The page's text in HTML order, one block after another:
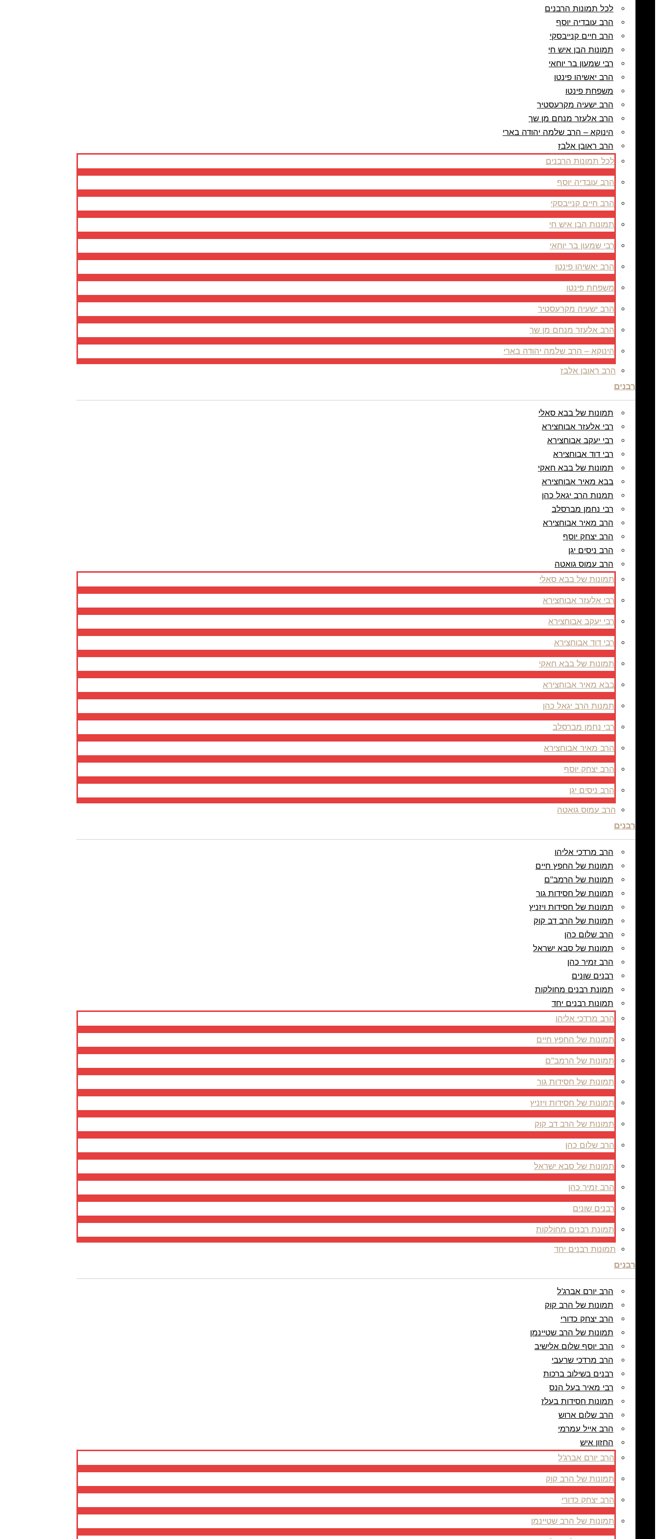
לכל תמונות הרבנים
הרב עובדיה יוסף
הרב חיים קנייבסקי
תמונות הבן איש חי
רבי שמעון בר יוחאי
הרב יאשיהו פינטו
משפחת פינטו
הרב ישעיה מקרעסטיר
הרב אלעזר מנחם מן שך
הינוקא – הרב שלמה יהודה בארי
הרב ראובן אלבז
לכל תמונות הרבנים
הרב עובדיה יוסף
הרב חיים קנייבסקי
תמונות הבן איש חי
רבי שמעון בר יוחאי
הרב יאשיהו פינטו
משפחת פינטו
הרב ישעיה מקרעסטיר
הרב אלעזר מנחם מן שך
הינוקא – הרב שלמה יהודה בארי
הרב ראובן אלבז
רבנים
תמונות של בבא סאלי
רבי אלעזר אבוחצירא
רבי יעקב אבוחצירא
רבי דוד אבוחצירא
תמונות של בבא חאקי
בבא מאיר אבוחצירא
תמנות הרב יגאל כהן
רבי נחמן מברסלב
הרב מאיר אבוחצירא
הרב יצחק יוסף
הרב ניסים יגן
הרב עמוס גואטה
תמונות של בבא סאלי
רבי אלעזר אבוחצירא
רבי יעקב אבוחצירא
רבי דוד אבוחצירא
תמונות של בבא חאקי
בבא מאיר אבוחצירא
תמנות הרב יגאל כהן
רבי נחמן מברסלב
הרב מאיר אבוחצירא
הרב יצחק יוסף
הרב ניסים יגן
הרב עמוס גואטה
רבנים
הרב מרדכי אליהו
תמונות של החפץ חיים
תמונות של הרמב"ם
תמונות של חסידות גור
תמונות של חסידות ויזניץ
תמונות של הרב דב קוק
הרב שלום כהן
תמונות של סבא ישראל
הרב זמיר כהן
רבנים שונים
תמונת רבנים מחולקות
תמונות רבנים יחד
הרב מרדכי אליהו
תמונות של החפץ חיים
תמונות של הרמב"ם
תמונות של חסידות גור
תמונות של חסידות ויזניץ
תמונות של הרב דב קוק
הרב שלום כהן
תמונות של סבא ישראל
הרב זמיר כהן
רבנים שונים
תמונת רבנים מחולקות
תמונות רבנים יחד
רבנים
הרב יורם אברג'ל
תמונות של הרב קוק
הרב יצחק כדורי
תמונות של הרב שטיינמן
הרב יוסף שלום אלישיב
הרב מרדכי שרעבי
רבנים בשילוב ברכות
רבי מאיר בעל הנס
תמונות חסידות בעלז
הרב שלום ארוש
הרב אייל עמרמי
החזון איש
הרב יורם אברג'ל
תמונות של הרב קוק
הרב יצחק כדורי
תמונות של הרב שטיינמן